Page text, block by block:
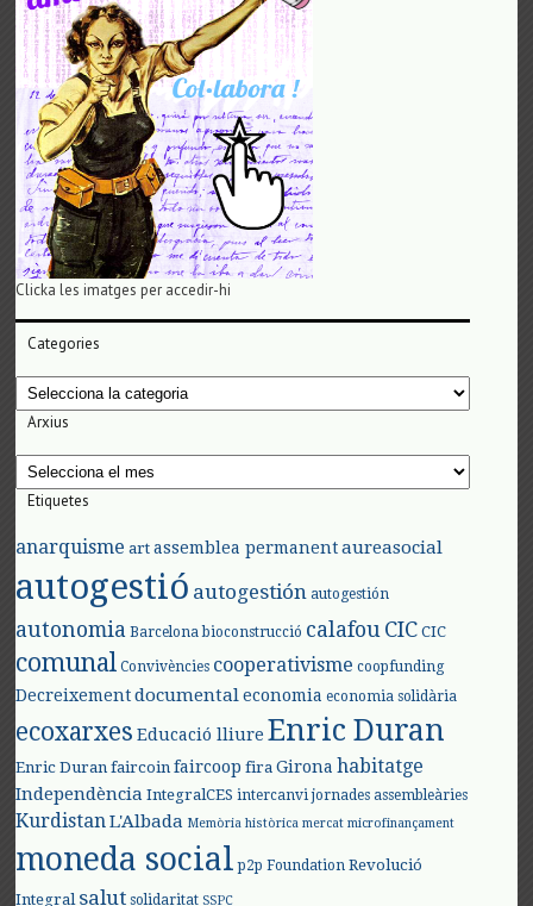
Clicka les imatges per accedir-hi
Categories
Categories
Arxius
Arxius
Etiquetes
anarquisme art assemblea permanent aureasocial
autogestió autogestión autogestión
autonomia Barcelona bioconstrucció calafouCIC CIC
comunal Convivències cooperativisme coopfunding
Decreixement documental economia economia solidària
ecoxarxes Educació lliure Enric Duran
Enric Duran faircoin faircoop fira Girona habitatge
Independència IntegralCES intercanvi jornades assembleàries
KurdistanL'Albada Memòria històrica mercat microfinançament
moneda social p2p Foundation Revolució
Integral salut solidaritat SSPC